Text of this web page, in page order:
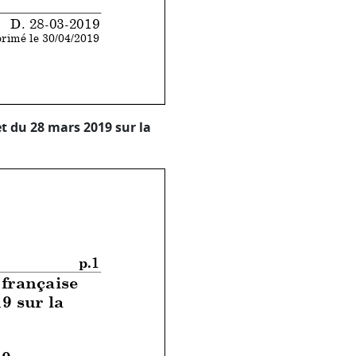
D. 28-03-2019
le 30/04/2019
de l'article
du budget et
28 mars 2019 sur la
p.1
sur la